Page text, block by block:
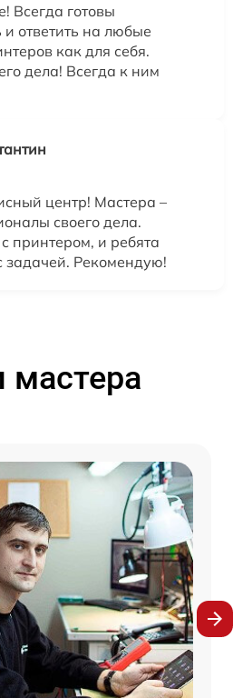
Всегда готовы
и ответить на любые
как для себя.
дела! Всегда к ним
центр! Мастера –
своего дела.
принтером, и ребята
задачей. Рекомендую!